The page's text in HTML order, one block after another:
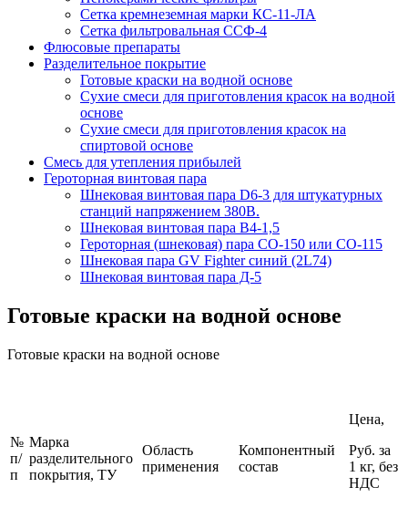
Сетка кремнеземная марки КС-11-ЛА
Сетка фильтровальная ССФ-4
Флюсовые препараты
Разделительное покрытие
Готовые краски на водной основе
Сухие смеси для приготовления красок на водной
основе
Сухие смеси для приготовления красок на
спиртовой основе
Смесь для утепления прибылей
Героторная винтовая пара
Шнековая винтовая пара D6-3 для штукатурных
станций напряжением 380В.
Шнековая винтовая пара В4-1,5
Героторная (шнековая) пара СО-150 или СО-115
Шнековая пара GV Fighter синий (2L74)
Шнековая винтовая пара Д-5
Готовые краски на водной основе
Готовые краски на водной основе
№
п/
п
Марка
разделительного
покрытия, ТУ
Область
применения
Компонентный
состав
Цена,
Руб. за
1 кг, без
НДС